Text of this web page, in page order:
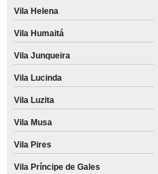
Vila Helena
Vila Humaitá
Vila Junqueira
Vila Lucinda
Vila Luzita
Vila Musa
Vila Pires
Vila Príncipe de Gales